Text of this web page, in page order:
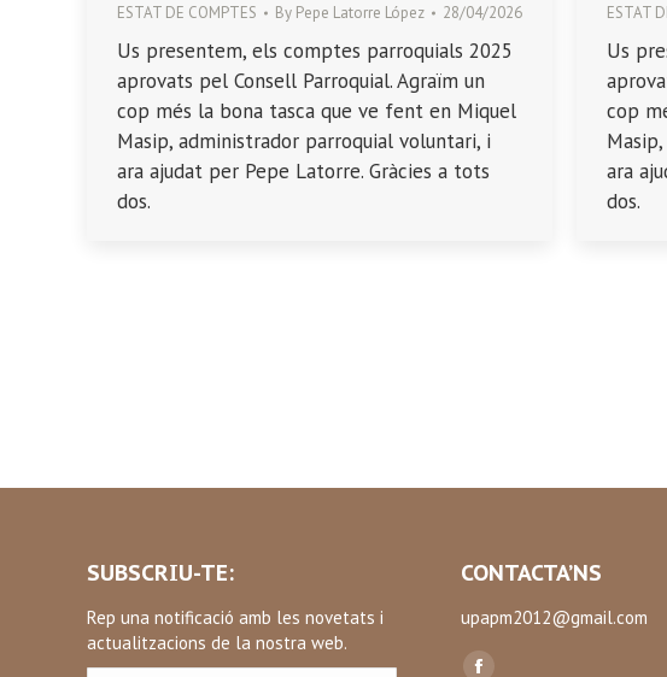
ESTAT DE COMPTES By Pepe Latorre López 28/04/2026
Us presentem, els comptes parroquials 2025
aprovats pel Consell Parroquial. Agraïm un
cop més la bona tasca que ve fent en Miquel
Masip, administrador parroquial voluntari, i
ara ajudat per Pepe Latorre. Gràcies a tots
dos.
ESTAT
Us
cop
ara
dos.
SUBSCRIU-TE:
Rep una notificació amb les novetats i
actualitzacions de la nostra web.
CONTACTA’NS
upapm2012@gmail.com
Find us on: